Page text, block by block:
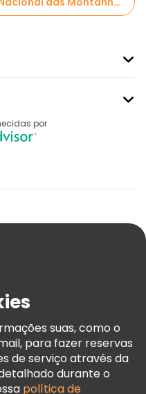
por
suas, como o
para fazer reservas
de serviço através da
durante o
política de